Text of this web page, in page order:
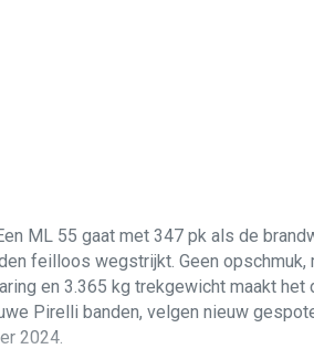
ML 55 gaat met 347 pk als de
feilloos wegstrijkt. Geen
en 3.365 kg trekgewicht maakt
Pirelli banden, velgen nieuw
2024.